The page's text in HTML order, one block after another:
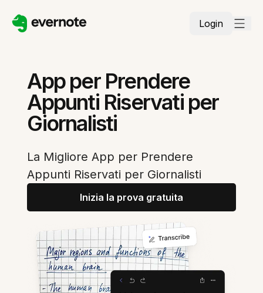
Login
App per Prendere
Appunti Riservati per
Giornalisti
La Migliore App per Prendere
Appunti Riservati per Giornalisti
Inizia la prova gratuita